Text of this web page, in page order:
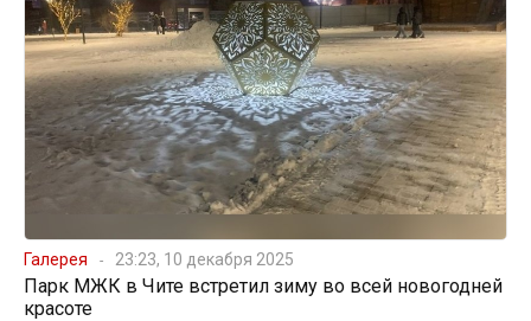
Галерея 23:23, 10 декабря 2025
Парк МЖК в Чите встретил зиму во всей новогодней
красоте